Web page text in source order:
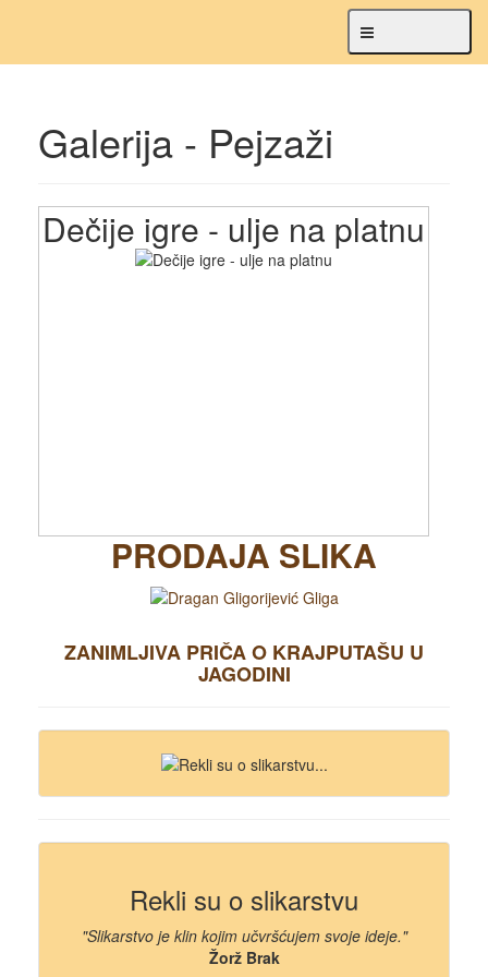
Navigacija
Galerija - Pejzaži
Dečije igre - ulje na platnu
PRODAJA SLIKA
ZANIMLJIVA PRIČA O KRAJPUTAŠU U
JAGODINI
Rekli su o slikarstvu
"Slikarstvo je klin kojim učvršćujem svoje ideje."
Žorž Brak